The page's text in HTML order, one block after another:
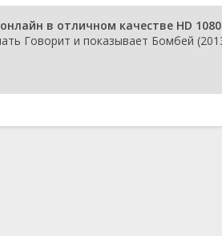
в отличном качестве HD 1080
Говорит и показывает Бомбей